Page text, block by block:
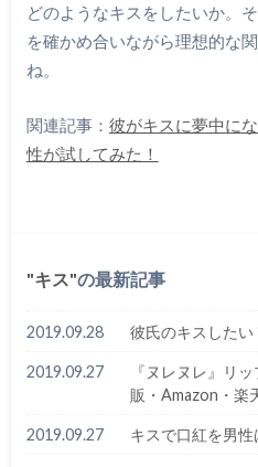
どのようなキスをしたいか。
を確かめ合いながら理想的な
ね。
関連記事： 彼がキスに夢中に
性が試してみた！
キス の最新記事
2019.09.28 彼氏のキスしたい
2019.09.27
『ヌレヌレ』リ
販・Amazon・楽
2019.09.27 キスで口紅を男性